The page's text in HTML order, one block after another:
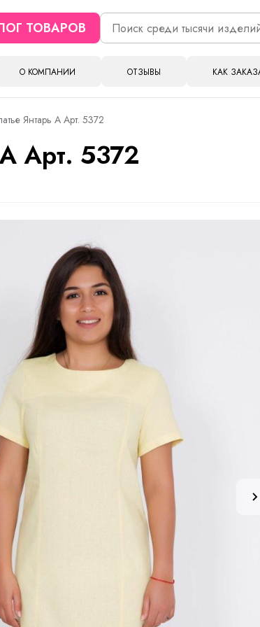
ТОВАРОВ
О КОМПАНИИ ОТЗЫВЫ КАК
Янтарь А Арт. 5372
Арт. 5372